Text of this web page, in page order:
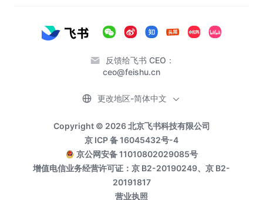
反馈给飞书 CEO：
ceo@feishu.cn
Copyright © 2026 北京飞书科技有限公司
京 ICP 备 16045432号-4
京公网安备 11010802029085号
增值电信业务经营许可证：京 B2-20190249、京 B2-
20191817
营业执照
更改地区-简体中文